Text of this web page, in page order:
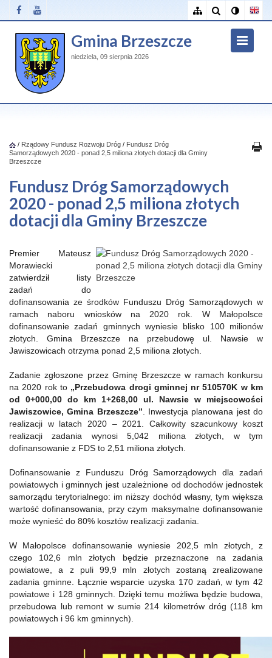
Gmina Brzeszcze
niedziela, 09 sierpnia 2026
/ Rządowy Fundusz Rozwoju Dróg / Fundusz Dróg
Samorządowych 2020 - ponad 2,5 miliona złotych dotacji dla Gminy
Brzeszcze
Fundusz Dróg Samorządowych
2020 - ponad 2,5 miliona złotych
dotacji dla Gminy Brzeszcze
Premier Mateusz
Morawiecki
zatwierdził listy
zadań do
dofinansowania ze środków Funduszu Dróg Samorządowych w
ramach naboru wniosków na 2020 rok. W Małopolsce
dofinansowanie zadań gminnych wyniesie blisko 100 milionów
złotych. Gmina Brzeszcze na przebudowę ul. Nawsie w
Jawiszowicach otrzyma ponad 2,5 miliona złotych.
Zadanie zgłoszone przez Gminę Brzeszcze w ramach konkursu
na 2020 rok to „Przebudowa drogi gminnej nr 510570K w km
od 0+000,00 do km 1+268,00 ul. Nawsie w miejscowości
Jawiszowice, Gmina Brzeszcze” . Inwestycja planowana jest do
realizacji w latach 2020 – 2021. Całkowity szacunkowy koszt
realizacji zadania wynosi 5,042 miliona złotych, w tym
dofinansowanie z FDS to 2,51 miliona złotych.
Dofinansowanie z Funduszu Dróg Samorządowych dla zadań
powiatowych i gminnych jest uzależnione od dochodów jednostek
samorządu terytorialnego: im niższy dochód własny, tym większa
wartość dofinansowania, przy czym maksymalne dofinansowanie
może wynieść do 80% kosztów realizacji zadania.
W Małopolsce dofinansowanie wyniesie 202,5 mln złotych, z
czego 102,6 mln złotych będzie przeznaczone na zadania
powiatowe, a z puli 99,9 mln złotych zostaną zrealizowane
zadania gminne. Łącznie wsparcie uzyska 170 zadań, w tym 42
powiatowe i 128 gminnych. Dzięki temu możliwa będzie budowa,
przebudowa lub remont w sumie 214 kilometrów dróg (118 km
powiatowych i 96 km gminnych).